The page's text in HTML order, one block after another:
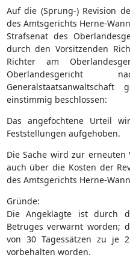
Auf die (Sprung-) Revision
des Amtsgerichts Herne-
Strafsenat des
durch den Vorsitzenden
Richter am
Generalstaatsanwaltschaft
einstimmig beschlossen:
Das angefochtene Urteil
Feststellungen aufgehoben.
Die Sache wird zur
auch über die Kosten der
des Amtsgerichts Herne-
Gründe:
Die Angeklagte ist durch
Betruges verwarnt worden;
von 30 Tagessätzen zu je
vorbehalten worden.